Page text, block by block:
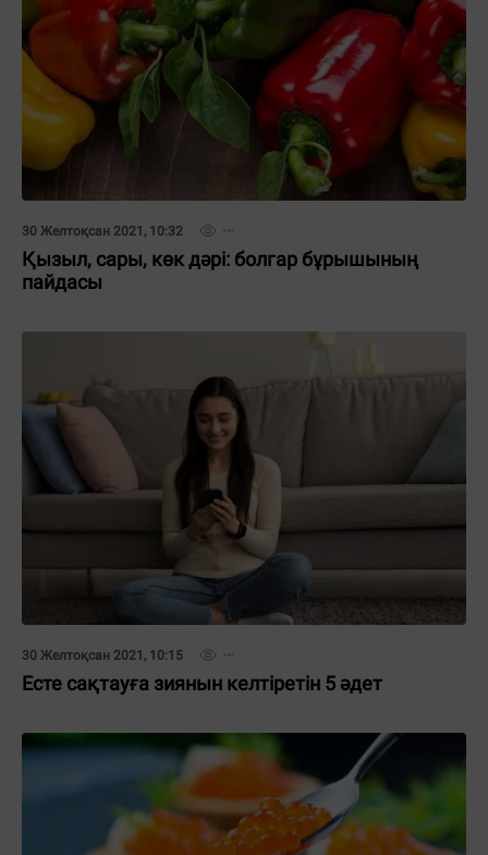
30 Желтоқсан 2021, 10:32
Қызыл, сары, көк дәрі: болгар бұрышының
пайдасы
30 Желтоқсан 2021, 10:15
Есте сақтауға зиянын келтіретін 5 әдет